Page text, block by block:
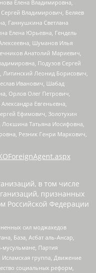
Елена Владимировна,
Владимирович, Беляев
Ганнушкина Светлана
Елена Юрьевна, Гендель
Шуманов Илья
Анатолий Мариевич,
Подузов Сергей
Литинский Леонид Борисович,
Иванович, Шабад
Орлов Олег Петрович,
Евгеньевна,
Ефимович, Золотухин
Татьяна Иосифовна,
Резник Генри Маркович,
в том числе
признанных
Российской Федерации
сил моджахедов
База, Асбат аль-Ансар,
мусульмане, Партия
группа, Движение
социальных реформ,